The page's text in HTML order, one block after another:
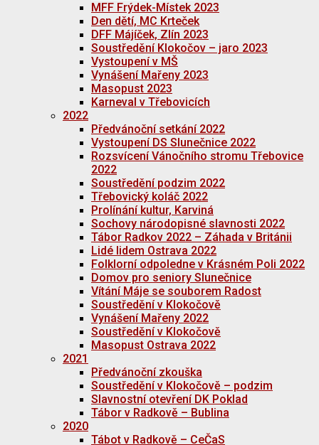
MFF Frýdek-Místek 2023
Den dětí, MC Krteček
DFF Májíček, Zlín 2023
Soustředění Klokočov – jaro 2023
Vystoupení v MŠ
Vynášení Mařeny 2023
Masopust 2023
Karneval v Třebovicích
2022
Předvánoční setkání 2022
Vystoupení DS Slunečnice 2022
Rozsvícení Vánočního stromu Třebovice
2022
Soustředění podzim 2022
Třebovický koláč 2022
Prolínání kultur, Karviná
Sochovy národopisné slavnosti 2022
Tábor Radkov 2022 – Záhada v Británii
Lidé lidem Ostrava 2022
Folklorní odpoledne v Krásném Poli 2022
Domov pro seniory Slunečnice
Vítání Máje se souborem Radost
Soustředění v Klokočově
Vynášení Mařeny 2022
Soustředění v Klokočově
Masopust Ostrava 2022
2021
Předvánoční zkouška
Soustředění v Klokočově – podzim
Slavnostní otevření DK Poklad
Tábor v Radkově – Bublina
2020
Tábot v Radkově – CeČaS